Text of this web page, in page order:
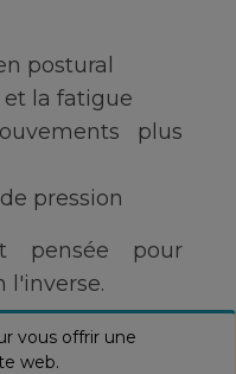
postural
et la fatigue
plus
pression
pensée pour
l'inverse.
vous offrir une
web.